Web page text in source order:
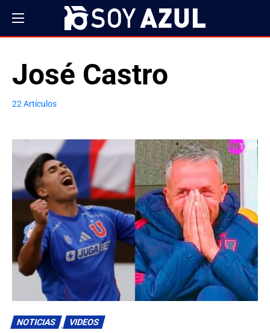
José Castro
22 Artículos
NOTICIAS VIDEOS